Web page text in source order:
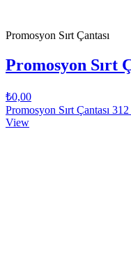
Promosyon Sırt Çantası
Promosyon Sırt
₺0,00
Promosyon Sırt Çantası
View